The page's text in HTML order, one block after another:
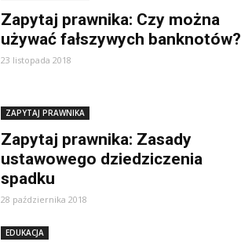
Zapytaj prawnika: Czy można
używać fałszywych banknotów?
23 listopada 2018
ZAPYTAJ PRAWNIKA
Zapytaj prawnika: Zasady
ustawowego dziedziczenia
spadku
28 października 2018
EDUKACJA